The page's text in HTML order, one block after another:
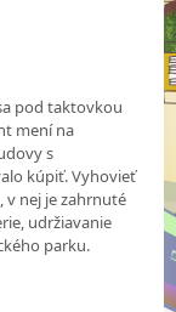
pod taktovkou
mení na
s
kúpiť. Vyhovieť
v nej je zahrnuté
udržiavanie
parku.